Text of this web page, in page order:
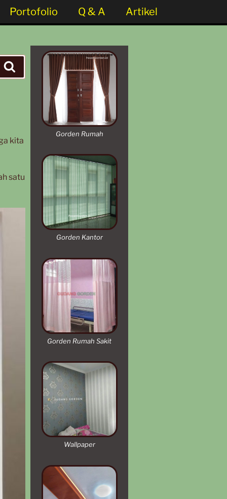
Portofolio Q & A Artikel
kita
satu
Gorden Rumah
Gorden Kantor
Gorden Rumah Sakit
Wallpaper